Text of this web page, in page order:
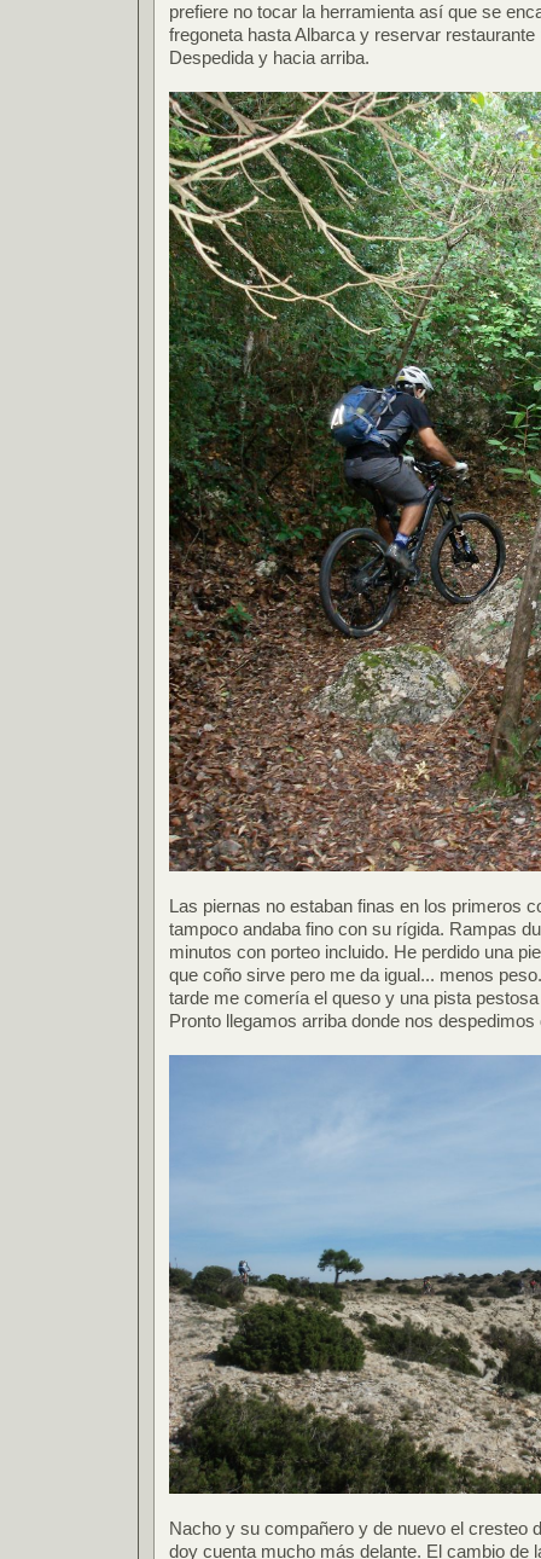
prefiere no tocar la herramienta así que se
fregoneta hasta Albarca y reservar restaurante
Despedida y hacia arriba.
Las piernas no estaban finas en los primeros
tampoco andaba fino con su rígida. Rampas
minutos con porteo incluido. He perdido una
que coño sirve pero me da igual... menos
tarde me comería el queso y una pista
Pronto llegamos arriba donde nos despedimos
Nacho y su compañero y de nuevo el cresteo
doy cuenta mucho más delante. El cambio de